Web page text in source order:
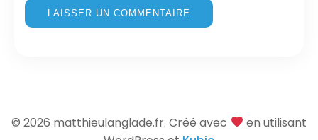
© 2026 matthieulanglade.fr. Créé avec
en utilisant